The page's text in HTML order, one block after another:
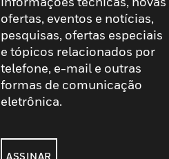
ofertas, eventos e notícias,
pesquisas, ofertas especiais
e tópicos relacionados por
telefone, e-mail e outras
formas de comunicação
eletrônica.
ASSINAR